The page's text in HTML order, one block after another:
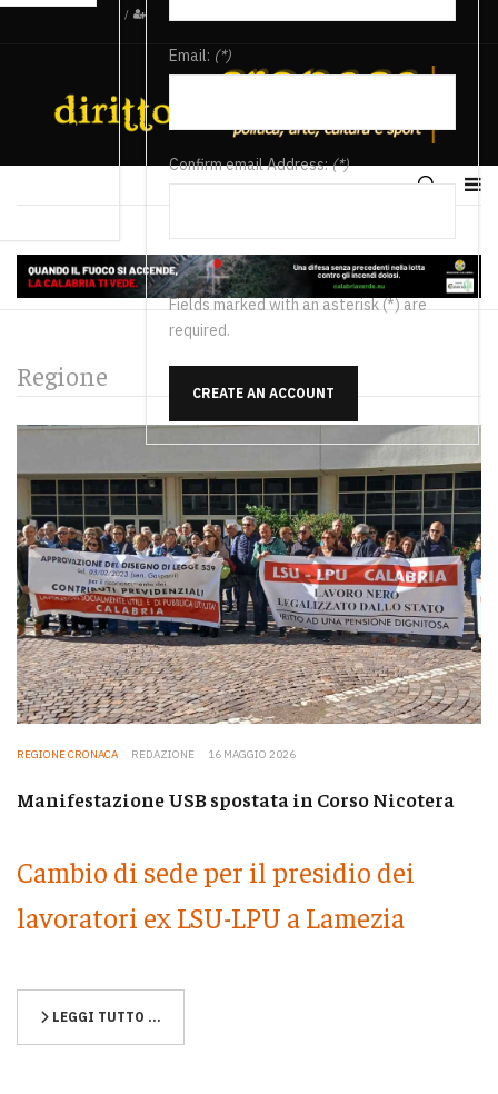
/
Email: (*)
Confirm email Address:(*)
Fields marked with an asterisk (*) are
required.
CREATE AN ACCOUNT
Regione
REGIONE CRONACA REDAZIONE 16 MAGGIO 2026
Manifestazione USB spostata in Corso Nicotera
Cambio di sede per il presidio dei
lavoratori ex LSU-LPU a Lamezia
LEGGI TUTTO …